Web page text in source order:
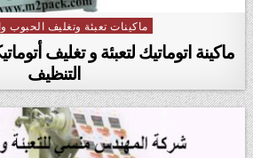
Posted in
ماكينات تعبئة وتغليف الحبوب
ماكينة اتوماتيك لتعبئة و تغليف
التنظيف